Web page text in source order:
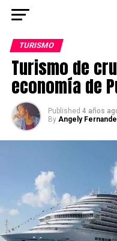
TURISMO
Turismo de
economía de
Published 4 años
By Angely